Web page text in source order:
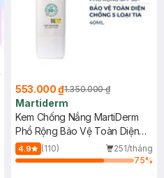
553.000 ₫1.350.000 ₫
Martiderm
Kem Chống Nắng MartiDerm
Phổ Rộng Bảo Vệ Toàn Diện
40ml
4.9 (110)
251/tháng
75%